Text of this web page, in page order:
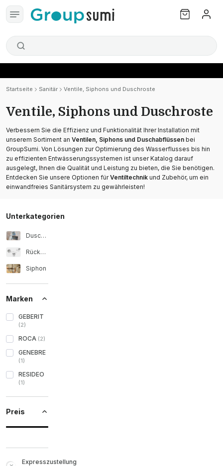
Startseite Sanitär Ventile, Siphons und Duschroste
Ventile, Siphons und Duschroste
Verbessern Sie die Effizienz und Funktionalität Ihrer Installation mit
unserem Sortiment an Ventilen, Siphons und Duschabflüssen bei
GroupSumi. Von Lösungen zur Optimierung des Wasserflusses bis hin
zu effizienten Entwässerungssystemen ist unser Katalog darauf
ausgelegt, Ihnen die Qualität und Leistung zu bieten, die Sie benötigen.
Entdecken Sie unsere Optionen fürVentiltechnik und Zubehör, um ein
einwandfreies Sanitärsystem zu gewährleisten!
Unterkategorien
Duschwannenrost
Rückschlagventil und Abflüsse
Siphon
Marken
GEBERIT
(2)
ROCA (2)
GENEBRE
(1)
RESIDEO
(1)
Preis
Expresszustellung